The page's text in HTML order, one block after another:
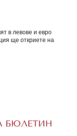
в левове и евро
ще откриете на